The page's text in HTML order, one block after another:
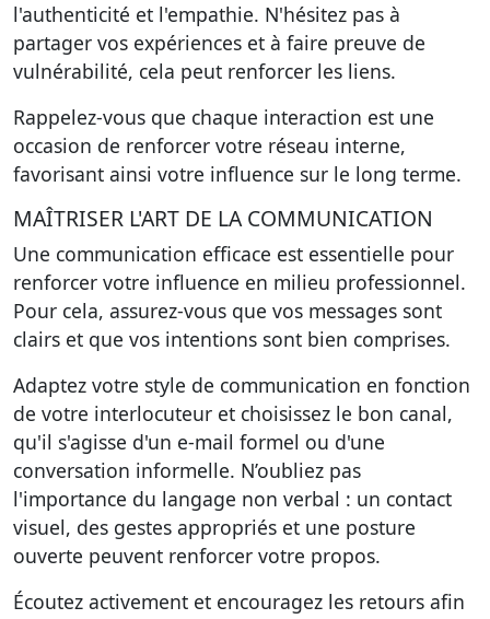
l'authenticité et l'empathie. N'hésitez pas à
partager vos expériences et à faire preuve de
vulnérabilité, cela peut renforcer les liens.
Rappelez-vous que chaque interaction est une
occasion de renforcer votre réseau interne,
favorisant ainsi votre influence sur le long terme.
MAÎTRISER L'ART DE LA COMMUNICATION
Une communication efficace est essentielle pour
renforcer votre influence en milieu professionnel.
Pour cela, assurez-vous que vos messages sont
clairs et que vos intentions sont bien comprises.
Adaptez votre style de communication en fonction
de votre interlocuteur et choisissez le bon canal,
qu'il s'agisse d'un e-mail formel ou d'une
conversation informelle. N’oubliez pas
l'importance du langage non verbal : un contact
visuel, des gestes appropriés et une posture
ouverte peuvent renforcer votre propos.
Écoutez activement et encouragez les retours afin